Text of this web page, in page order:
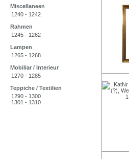
Miscellaneen
1240 - 1242
Rahmen
1245 - 1262
Lampen
1265 - 1268
Mobiliar / Interieur
1270 - 1285
Teppiche / Textilien
1290 - 1300
1301 - 1310